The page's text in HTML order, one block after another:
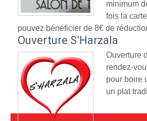
minimum
fois la
pouvez bénéficier de 8€ de
Ouverture S’Harzala
Ouverture
rendez-
pour boire
un plat